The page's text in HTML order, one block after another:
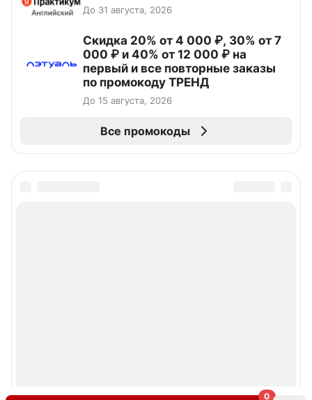
0
До 31 августа, 2026
Скидка 20% от 4 000 ₽, 30% от 7
000 ₽ и 40% от 12 000 ₽ на
первый и все повторные заказы
по промокоду ТРЕНД
До 15 августа, 2026
Все промокоды